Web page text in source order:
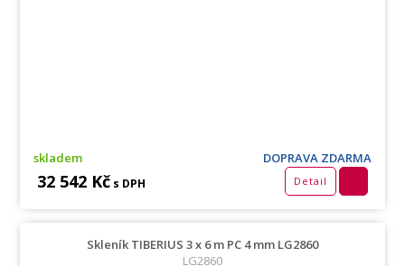
skladem DOPRAVA ZDARMA
32 542 Kč s DPH Detail
Skleník TIBERIUS 3 x 6 m PC 4 mm LG2860
LG2860